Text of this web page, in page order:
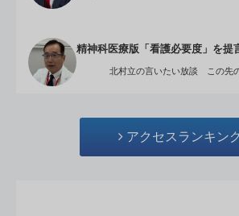
精神科医療版「看護必要度」を提
北村立の言いたい放談 この先
アクセスランキン